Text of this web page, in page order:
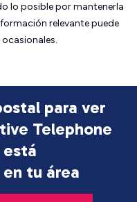
lo posible por mantenerla
relevante puede
para ver
Telephone
está
tu área